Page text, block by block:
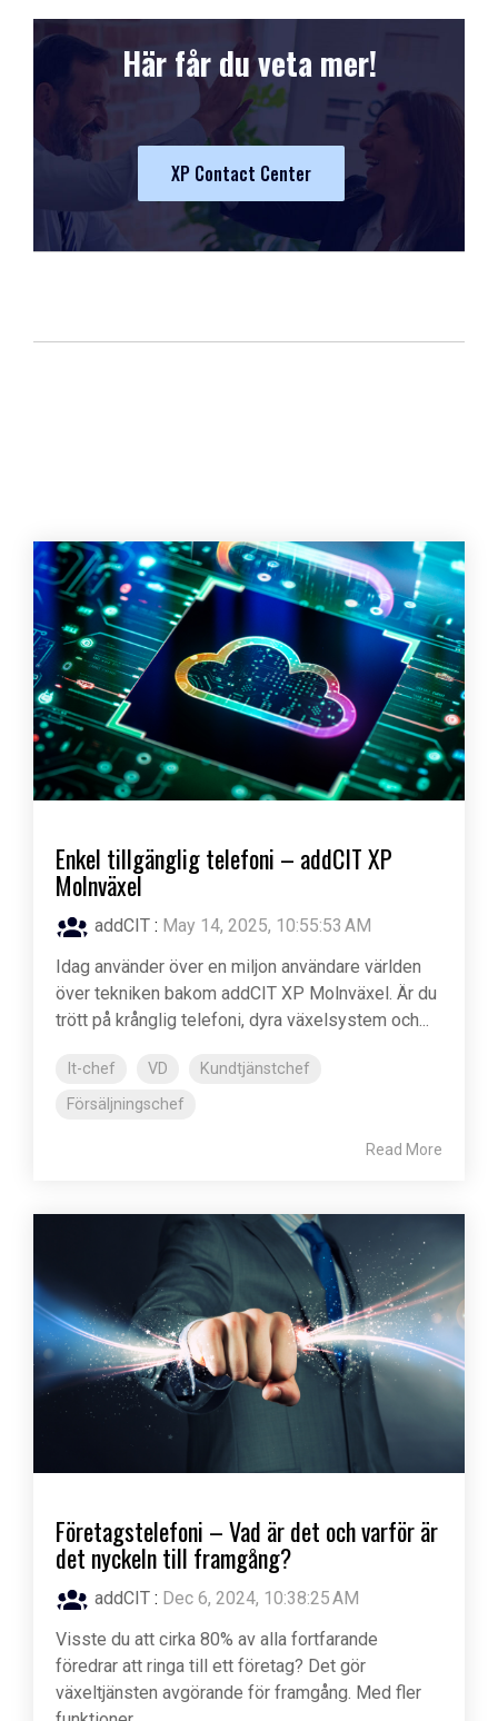
Här får du veta mer!
XP Contact Center
Enkel tillgänglig telefoni – addCIT XP
Molnväxel
addCIT : May 14, 2025, 10:55:53 AM
Idag använder över en miljon användare världen
över tekniken bakom addCIT XP Molnväxel. Är du
trött på krånglig telefoni, dyra växelsystem och...
It-chef VD
Kundtjänstchef
Försäljningschef
Read More
Företagstelefoni – Vad är det och varför är
det nyckeln till framgång?
addCIT : Dec 6, 2024, 10:38:25 AM
Visste du att cirka 80% av alla fortfarande
föredrar att ringa till ett företag? Det gör
växeltjänsten avgörande för framgång. Med fler